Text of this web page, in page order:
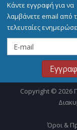
Κάντε εγγραφή για να
λαμβάνετε email από
τελευταίες
Copyright © 2026
Όροι &